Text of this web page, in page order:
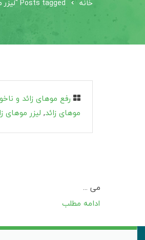
خانه Posts tagged "لیزر موهای زائد"
رفع موهای زائد و
موهای زائد, لیزر موهای
می ...
ادامه مطلب